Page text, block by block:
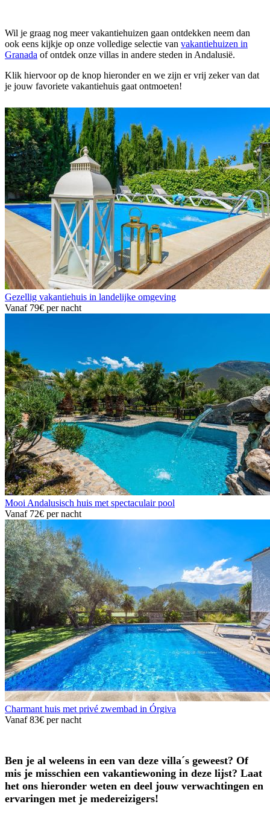
Wil je graag nog meer vakantiehuizen gaan ontdekken neem dan
ook eens kijkje op onze volledige selectie van vakantiehuizen in
Granada of ontdek onze villas in andere steden in Andalusië.
Klik hiervoor op de knop hieronder en we zijn er vrij zeker van dat
je jouw favoriete vakantiehuis gaat ontmoeten!
Gezellig vakantiehuis in landelijke omgeving
Vanaf 79€ per nacht
Mooi Andalusisch huis met spectaculair pool
Vanaf 72€ per nacht
Charmant huis met privé zwembad in Órgiva
Vanaf83€ per nacht
Ben je al weleens in een van deze villa´s geweest? Of
mis je misschien een vakantiewoning in deze lijst? Laat
het ons hieronder weten en deel jouw verwachtingen en
ervaringen met je medereizigers!